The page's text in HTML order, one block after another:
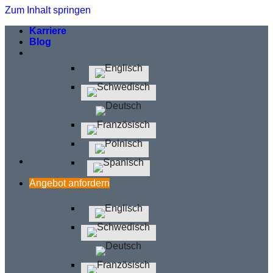
Zum Inhalt springen
Karriere
Blog
Angebot anfordern